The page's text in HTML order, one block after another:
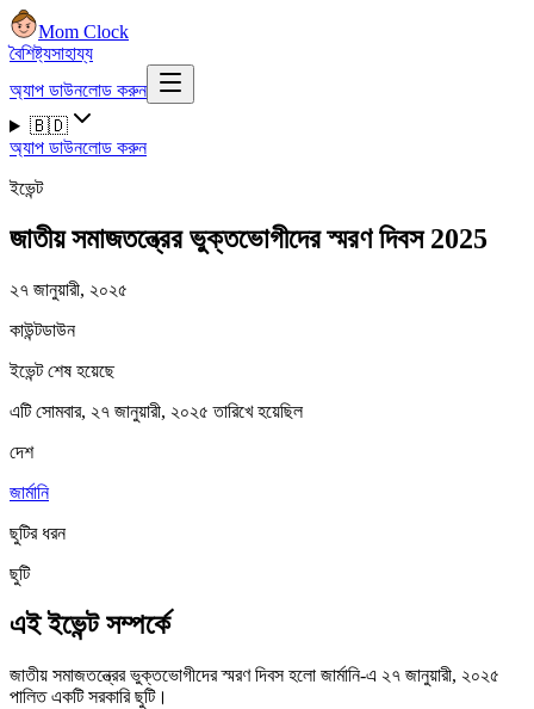
Mom Clock
বৈশিষ্ট্যসাহায্য
অ্যাপ ডাউনলোড করুন
🇧🇩
অ্যাপ ডাউনলোড করুন
ইভেন্ট
জাতীয় সমাজতন্ত্রের ভুক্তভোগীদের স্মরণ দিবস 2025
২৭ জানুয়ারী, ২০২৫
কাউন্টডাউন
ইভেন্ট শেষ হয়েছে
এটি সোমবার, ২৭ জানুয়ারী, ২০২৫ তারিখে হয়েছিল
দেশ
জার্মানি
ছুটির ধরন
ছুটি
এই ইভেন্ট সম্পর্কে
জাতীয় সমাজতন্ত্রের ভুক্তভোগীদের স্মরণ দিবস হলো জার্মানি-এ ২৭ জানুয়ারী, ২০২৫
পালিত একটি সরকারি ছুটি।